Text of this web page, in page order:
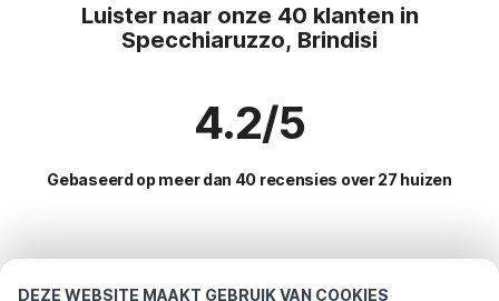
DEZE WEBSITE MAAKT GEBRUIK VAN COOKIES
Luister naar onze 40 klanten in
Specchiaruzzo, Brindisi
4.2/5
Gebaseerd op meer dan 40 recensies over 27 huizen